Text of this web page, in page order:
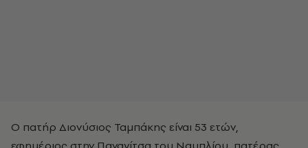
Ο πατήρ Διονύσιος Ταμπάκης είναι 53 ετών,